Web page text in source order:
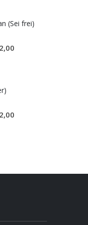
(Sei frei)